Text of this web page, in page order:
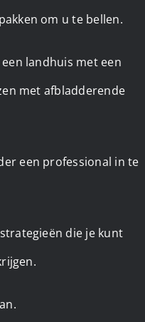
om u te bellen.
landhuis met een
met afbladderende
een professional in te
die je kunt